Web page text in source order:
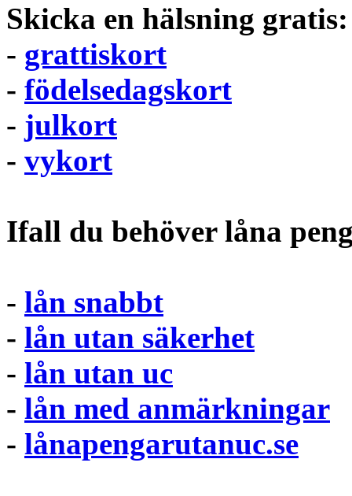
Skicka en hälsning gratis:
- grattiskort
- födelsedagskort
- julkort
- vykort
Ifall du behöver låna
- lån snabbt
- lån utan säkerhet
- lån utan uc
- lån med anmärkningar
- lånapengarutanuc.se